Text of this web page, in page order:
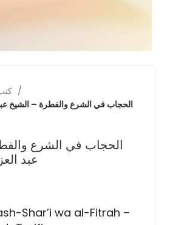
الحجاب في الشرع والفطرة – الشيخ
الحجاب في الشرع
عبد
Shar’i wa al-Fitrah –